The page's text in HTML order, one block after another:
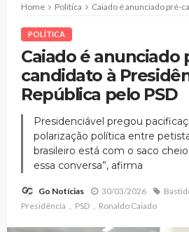
Home Política Caiado é anunciado pré-candidato
POLÍTICA
Caiado é anunciado
candidato à
República pelo PSD
Presidenciável pregou
polarização política entre
brasileiro está com o saco
essa conversa”, afirma
Go Notícias 30/03/2026
Presidência
PSD Ronaldo Caiado